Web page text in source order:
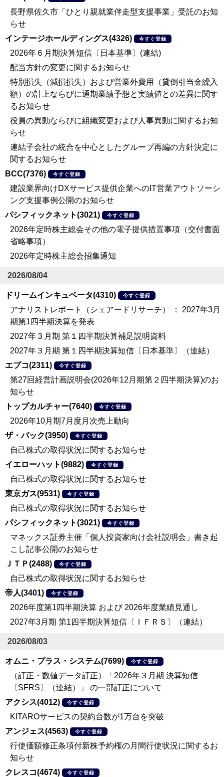
長野県佐久市「ひとり親就業伴走型支援事業」受託のお知
らせ
インテージホールディングス(4326)
今すぐ登録
2026年６月期決算短信〔日本基準〕(連結)
配当方針の変更に関するお知らせ
特別損失（減損損失）および営業外費用（貸倒引当金繰入
額）の計上ならびに通期業績予想と実績値との差異に関す
るお知らせ
役員の異動ならびに組織変更および人事異動に関するお知
らせ
連結子会社の統合を中心としたグループ再編の方針決定に
関するお知らせ
BCC(7376)
今すぐ登録
建設業界向けDXサービス提供企業へのIT営業アウトソーシ
ング支援事例公開のお知らせ
パシフィックネット(3021)
今すぐ登録
2026年定時株主総会その他の電子提供措置事項（交付書面
省略事項）
2026年定時株主総会招集通知
2026/08/04
ドリームインキュベータ(4310) 今すぐ登録
アナリストレポート（シェアードリサーチ） ： 2027年3月
期第1四半期決算を発表
2027年３月期 第１四半期決算補足説明資料
2027年３月期 第１四半期決算短信〔日本基準〕（連結）
エプコ(2311)
今すぐ登録
第27回経営計画説明会(2026年12月期第２四半期決算)のお
知らせ
トップカルチャー(7640)
今すぐ登録
2026年10月期7月度月次売上動向
ザ・パック(3950)
今すぐ登録
自己株式の取得状況に関するお知らせ
イエローハット(9882)
今すぐ登録
自己株式の取得状況に関するお知らせ
東京ガス(9531)
今すぐ登録
自己株式の取得状況に関するお知らせ
パシフィックネット(3021)
今すぐ登録
マネックス証券主催「個人投資家向け会社説明会」書き起
こし記事公開のお知らせ
ＪＴＰ(2488)
今すぐ登録
自己株式の取得状況に関するお知らせ
帝人(3401)
今すぐ登録
2026年度第1四半期決算 および 2026年度業績見通し
2027年3月期 第1四半期決算短信〔ＩＦＲＳ〕（連結）
2026/08/03
オムニ・プラス・システム(7699) 今すぐ登録
（訂正・数値データ訂正）「2026年３月期 決算短信
〔SFRS〕（連結）」 の一部訂正について
アクシス(4012)
今すぐ登録
KITAROサービスの契約台数が1万台を突破
アンジェス(4563)
今すぐ登録
行使価額修正条項付新株予約権の月間行使状況に関するお
知らせ
クレスコ(4674)
今すぐ登録